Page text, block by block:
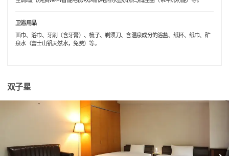
卫浴用品
面巾、浴巾、牙刷（含牙膏）、梳子、剃须刀、含温泉成分的浴盐、纸杯、纸巾、矿
泉水（富士山钒天然水，免费）等。
双子星